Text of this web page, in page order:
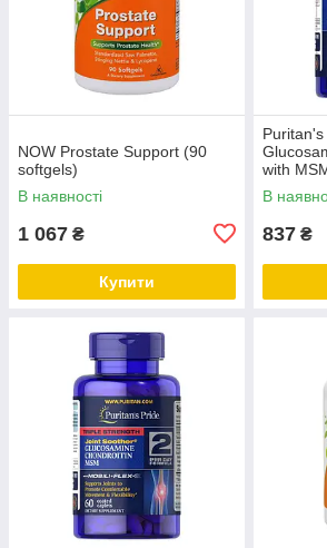
NOW Prostate Support (90
softgels)
В наявності
1 067 ₴
Купити
with
В
837 ₴